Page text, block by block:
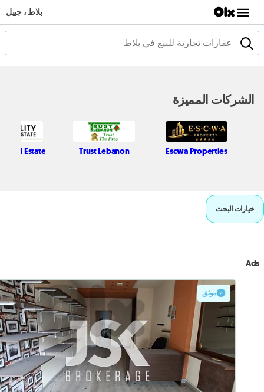
بلاط ، جبيل
الشركات المميزة
Escwa Properties
Trust Lebanon
Real Estate
خيارات البحث
Ads
موثق